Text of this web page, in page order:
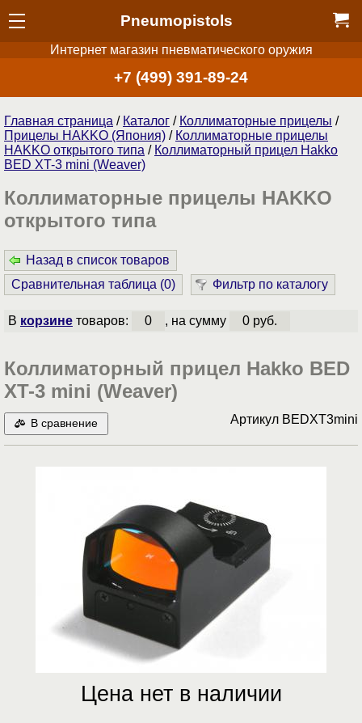
Pneumopistols
Интернет магазин пневматического оружия
+7 (499) 391-89-24
Главная страница / Каталог / Коллиматорные прицелы /
Прицелы HAKKO (Япония) / Коллиматорные прицелы
HAKKO открытого типа / Коллиматорный прицел Hakko
BED XT-3 mini (Weaver)
Коллиматорные прицелы HAKKO
открытого типа
Назад в список товаров
Сравнительная таблица (0) Фильтр по каталогу
В корзинетоваров: 0 , на сумму 0 руб.
Коллиматорный прицел Hakko BED
XT-3 mini (Weaver)
В сравнение Артикул BEDXT3mini
Цена нет в наличии